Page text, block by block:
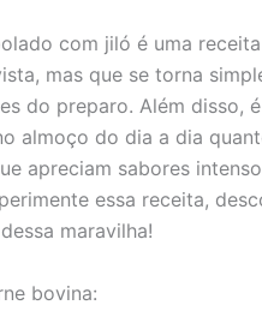
com jiló é uma
mas que se torna
do preparo. Além disso,
almoço do dia a dia
apreciam sabores
essa receita,
maravilha!
bovina: